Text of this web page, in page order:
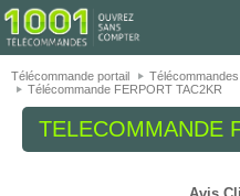
Télécommande portail
Télécommande FERPORT TAC2KR
TELECOMMANDE
On vous présente nos cookies !